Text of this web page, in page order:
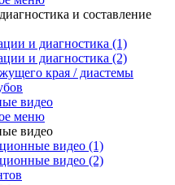
и составление
и диагностика (1)
и диагностика (2)
края / диастемы
видео
меню
видео
видео (1)
видео (2)